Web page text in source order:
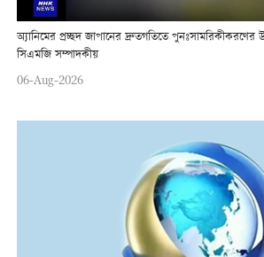
অ্যানিমের প্রচ্ছদ জাপানের দ্রুতগতিতে পুনঃসামরিকীকরণের
সিএমজি সম্পাদকীয়
06-Aug-2026